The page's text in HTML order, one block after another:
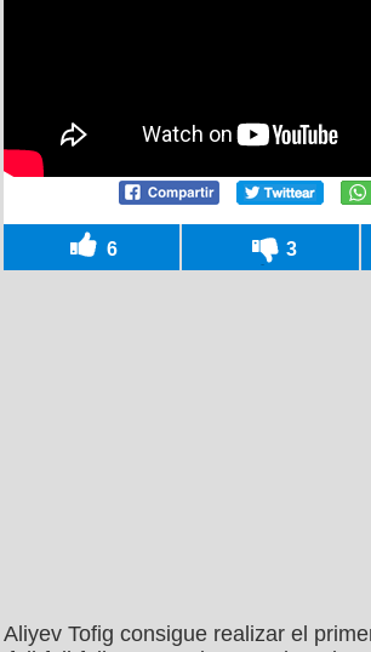
6 3
Aliyev Tofig consigue realizar el